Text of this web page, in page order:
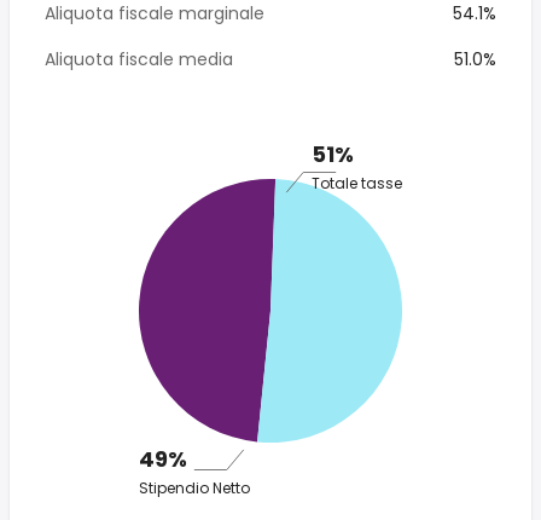
Aliquota fiscale marginale
54.1%
Aliquota fiscale media
51.0%
51%
Totale tasse
49%
Stipendio Netto